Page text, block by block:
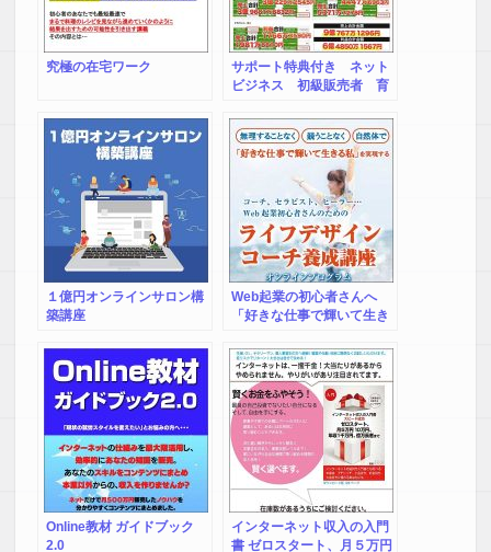
究極の在宅ワーク
サポート特典付き ネット
ビジネス 初級販売者 育
１億円オンラインサロン構
築講座
Web起業の初心者さんへ
「好きな仕事で輝いて生き
フデザインコーチ養成講座
Online教材 ガイドブック
2.0
インターネット収入の入門
書 ゼロスタート、月５万円